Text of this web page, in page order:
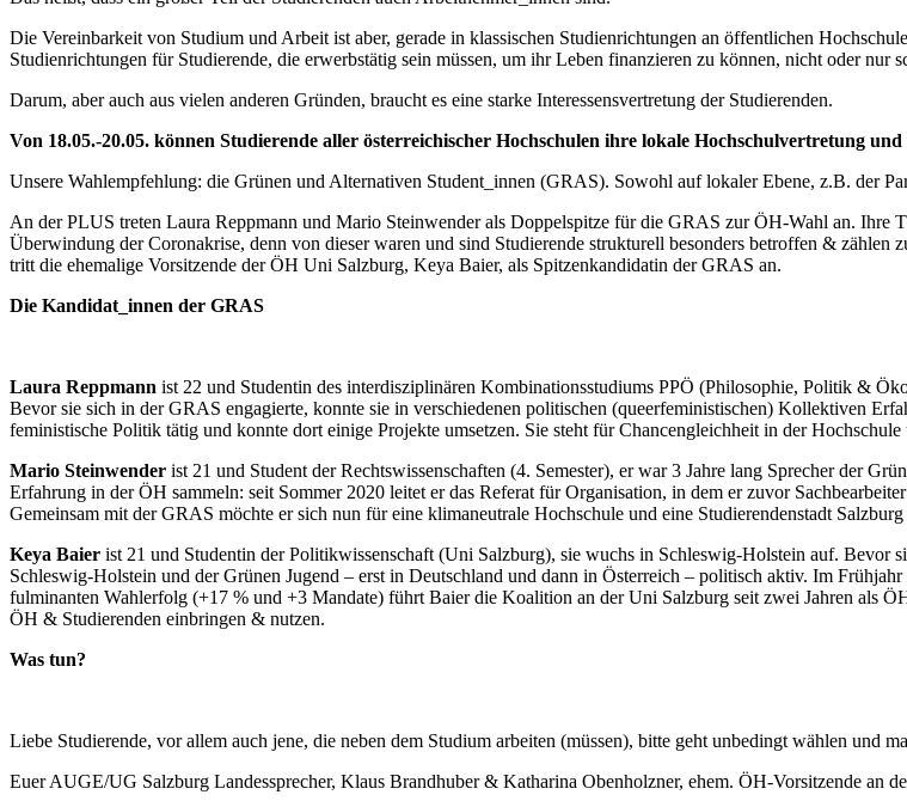
Die Vereinbarkeit von Studium und Arbeit ist aber, gerade in klassischen Studienrichtungen an öffentlichen
Studienrichtungen für Studierende, die erwerbstätig sein müssen, um ihr Leben finanzieren zu können, nicht oder
Darum, aber auch aus vielen anderen Gründen, braucht es eine starke Interessensvertretung der Studierenden.
Von 18.05.-20.05. können Studierende aller österreichischer Hochschulen ihre lokale Hochschulvertretung
Unsere Wahlempfehlung: die Grünen und Alternativen Student_innen (GRAS). Sowohl auf lokaler Ebene, z.B. der
An der PLUS treten Laura Reppmann und Mario Steinwender als Doppelspitze für die GRAS zur ÖH-Wahl an. Ihre
Überwindung der Coronakrise, denn von dieser waren und sind Studierende strukturell besonders betroffen &
tritt die ehemalige Vorsitzende der ÖH Uni Salzburg, Keya Baier, als Spitzenkandidatin der GRAS an.
Die Kandidat_innen der GRAS
Laura Reppmann ist 22 und Studentin des interdisziplinären Kombinationsstudiums PPÖ (Philosophie, Politik &
Bevor sie sich in der GRAS engagierte, konnte sie in verschiedenen politischen (queerfeministischen) Kollektiven
feministische Politik tätig und konnte dort einige Projekte umsetzen. Sie steht für Chancengleichheit in der
Mario Steinwender ist 21 und Student der Rechtswissenschaften (4. Semester), er war 3 Jahre lang Sprecher der
Erfahrung in der ÖH sammeln: seit Sommer 2020 leitet er das Referat für Organisation, in dem er zuvor
Gemeinsam mit der GRAS möchte er sich nun für eine klimaneutrale Hochschule und eine Studierendenstadt Salzburg
Keya Baier ist 21 und Studentin der Politikwissenschaft (Uni Salzburg), sie wuchs in Schleswig-Holstein auf. Bevor
Schleswig-Holstein und der Grünen Jugend – erst in Deutschland und dann in Österreich – politisch aktiv. Im
fulminanten Wahlerfolg (+17 % und +3 Mandate) führt Baier die Koalition an der Uni Salzburg seit zwei Jahren als
ÖH & Studierenden einbringen & nutzen.
Was tun?
Liebe Studierende, vor allem auch jene, die neben dem Studium arbeiten (müssen), bitte geht unbedingt wählen und
Euer AUGE/UG Salzburg Landessprecher, Klaus Brandhuber & Katharina Obenholzner, ehem. ÖH-Vorsitzende